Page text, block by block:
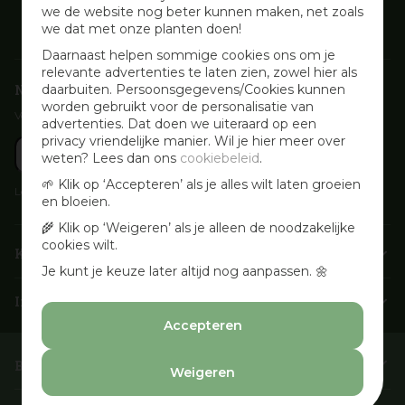
we de website nog beter kunnen maken, net zoals
we dat met onze planten doen!
Daarnaast helpen sommige cookies ons om je
relevante advertenties te laten zien, zowel hier als
daarbuiten. Persoonsgegevens/Cookies kunnen
worden gebruikt voor de personalisatie van
advertenties. Dat doen we uiteraard op een
privacy vriendelijke manier. Wil je hier meer over
weten? Lees dan ons cookiebeleid.
🌱 Klik op ‘Accepteren’ als je alles wilt laten groeien
en bloeien.
🌾 Klik op ‘Weigeren’ als je alleen de noodzakelijke
cookies wilt.
Je kunt je keuze later altijd nog aanpassen. 🌼
Accepteren
Weigeren
Nieuwsbrief aanmelden
Voor wekelijkse aanbiedingen, activiteiten en inspirerende tips
Lees onzePrivacyverklaring
Klantenservice
Info & openingstijden